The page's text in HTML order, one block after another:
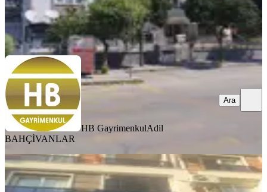
HB GayrimenkulAdil BAHÇİVANLAR
Ara
HB GayrimenkulAdil
BAHÇİVANLAR
Ara
YENİ
Güzelhisar Mahallesinde Kiralık 2+1
Daire